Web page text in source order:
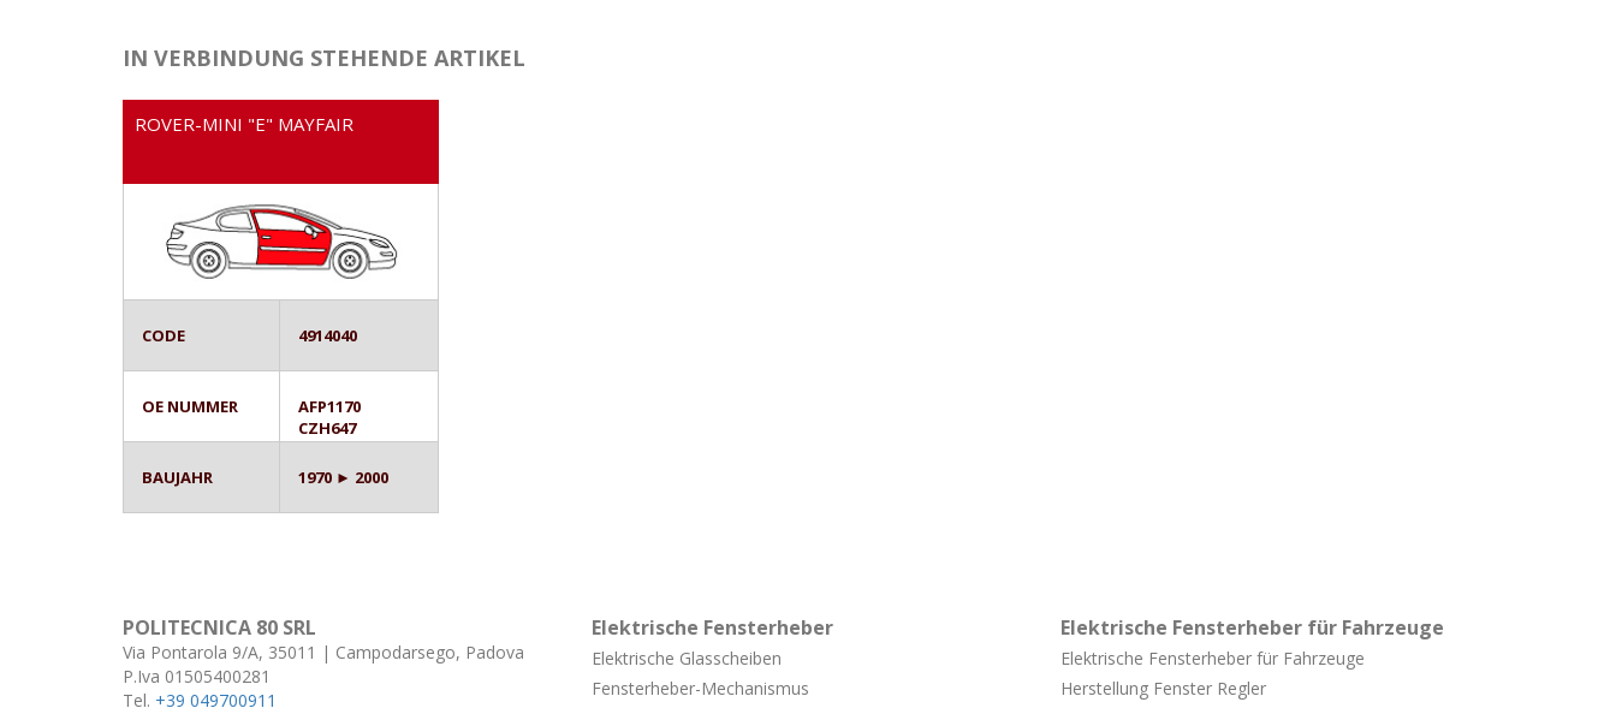
IN VERBINDUNG STEHENDE ARTIKEL
ROVER-MINI "E" MAYFAIR
CODE 4914040
OE NUMMER
AFP1170
CZH647
BAUJAHR 1970 ► 2000
POLITECNICA 80 SRL
Via Pontarola 9/A, 35011 | Campodarsego, Padova
P.Iva 01505400281
Tel. +39 049700911
Elektrische Fensterheber
Elektrische Glasscheiben
Fensterheber-Mechanismus
Elektrische Fensterheber für Fahrzeuge
Elektrische Fensterheber für Fahrzeuge
Herstellung Fenster Regler